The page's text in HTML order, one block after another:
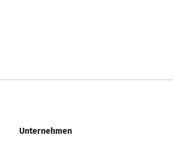
Unternehmen